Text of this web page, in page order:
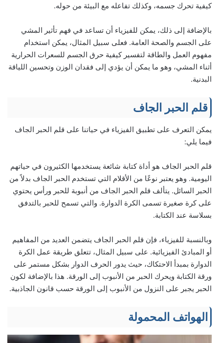
كيفية تحرك جسمه، وكذلك تفاعله مع البيئة من حوله.
بالإضافة إلى ذلك، يمكن للفيزياء أن تساعد في فهم تأثير المشي
على الجسم والصحة العامة. فعلى سبيل المثال، يمكن استخدام
مفهوم العمل والطاقة لتفسير كيفية حرق الجسم للسعرات الحرارية
أثناء المشي، وهو ما يمكن أن يؤدي إلى فقدان الوزن وتحسين اللياقة
البدنية.
قلم الحبر الجاف
يمكن التعرف على تطبيق الفيزياء في حياتنا على قلم الحبر الجاف
فيما يلي:
قلم الحبر الجاف هو أداة كتابة شائعة يستخدمها الكثيرون في حياتهم
اليومية. وهو يعتبر نوعًا من الأقلام التي تستخدم الحبر الجاف بدلاً من
الحبر السائل. يتألف قلم الحبر الجاف من أنبوبة للحبر ورأس يحتوي
على كرة صغيرة تسمى الكرة الدوارة. والتي تسمح للحبر بالتدفق
بسلاسة عند الكتابة.
وبالنسبة للفيزياء، فإن قلم الحبر الجاف يتضمن العديد من المفاهيم
أو المبادئ الفيزيائية. على سبيل المثال، تتعلق طريقة عمل الكرة
الدوارة بمبدأ الاحتكاك، حيث يدور الحرف الدوار بشكل مستمر على
ورقة الكتابة ويحرك الحبر من الأنبوب إلى الورقة. هذا بالإضافة لكون
الحبر يجبر على النزول من الأنبوب إلى الورقة حسب قانون الجاذبية.
الهواتف المحمولة